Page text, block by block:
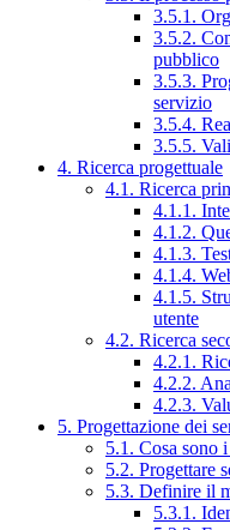
3.5.1.
3.5.2.
pubblico
3.5.3.
servizio
3.5.4.
3.5.5.
4. Ricerca progettuale
4.1. Ricerca
4.1.1.
4.1.2.
4.1.3.
4.1.4.
4.1.5.
utente
4.2. Ricerca
4.2.1.
4.2.2.
4.2.3.
5. Progettazione dei
5.1. Cosa sono
5.2. Progettare
5.3. Definire il
5.3.1.